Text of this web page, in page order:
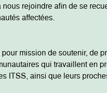
rejoindre afin de se
affectées.
mission de soutenir, de
qui travaillent en
ITSS, ainsi que leurs